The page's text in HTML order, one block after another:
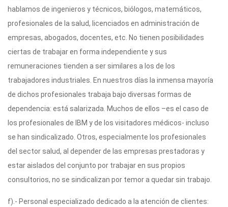
hablamos de ingenieros y técnicos, biólogos, matemáticos,
profesionales de la salud, licenciados en administración de
empresas, abogados, docentes, etc. No tienen posibilidades
ciertas de trabajar en forma independiente y sus
remuneraciones tienden a ser similares a los de los
trabajadores industriales. En nuestros días la inmensa mayoría
de dichos profesionales trabaja bajo diversas formas de
dependencia: está salarizada. Muchos de ellos –es el caso de
los profesionales de IBM y de los visitadores médicos- incluso
se han sindicalizado. Otros, especialmente los profesionales
del sector salud, al depender de las empresas prestadoras y
estar aislados del conjunto por trabajar en sus propios
consultorios, no se sindicalizan por temor a quedar sin trabajo.
f).- Personal especializado dedicado a la atención de clientes: